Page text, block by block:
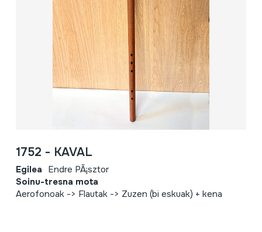
1752 - KAVAL
Egilea Endre PÃ¡sztor
Soinu-tresna mota
Aerofonoak -> Flautak -> Zuzen (bi eskuak) + kena